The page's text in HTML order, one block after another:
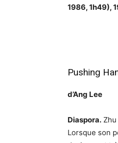
1986, 1h49),
Pushing
d’Ang Lee
Diaspora.
Lorsque son